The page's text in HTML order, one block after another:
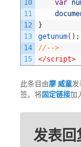
10
11
12
13
14
15
var
}
getunum( ) ;
//-->
</script>
此条目由廖 威童
签。将固定链接加
发表回